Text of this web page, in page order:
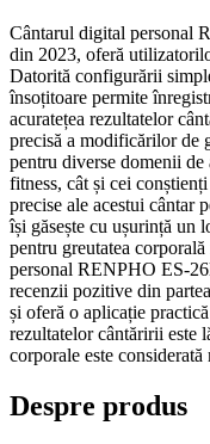
Cântarul digital personal
din 2023, oferă
Datorită configurării
însoțitoare permite
acuratețea rezultatelor
precisă a modificărilor de
pentru diverse domenii
fitness, cât și cei
precise ale acestui cântar
își găsește cu ușurință un
pentru greutatea
personal RENPHO ES-
recenzii pozitive din
și oferă o aplicație
rezultatelor cântăririi este
corporale este
Despre produs